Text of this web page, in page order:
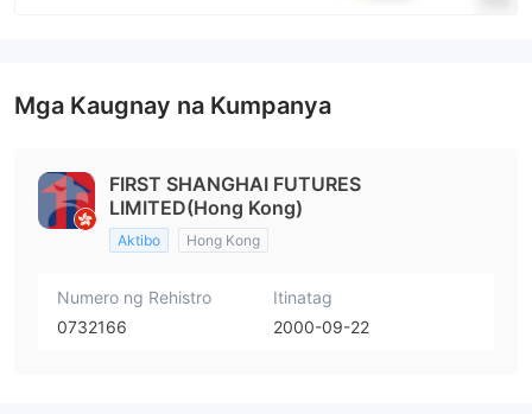
Mga Kaugnay na Kumpanya
FIRST SHANGHAI FUTURES
LIMITED(Hong Kong)
Aktibo Hong Kong
Numero ng Rehistro
0732166
Itinatag
2000-09-22